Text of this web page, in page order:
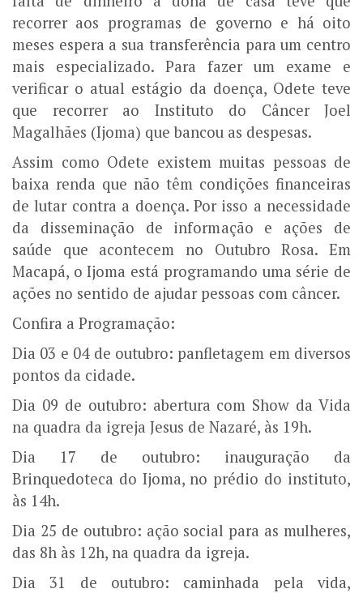
recorrer aos programas de governo e há oito
meses espera a sua transferência para um centro
mais especializado. Para fazer um exame e
verificar o atual estágio da doença, Odete teve
que recorrer ao Instituto do Câncer Joel
Magalhães (Ijoma) que bancou as despesas.
Assim como Odete existem muitas pessoas de
baixa renda que não têm condições financeiras
de lutar contra a doença. Por isso a necessidade
da disseminação de informação e ações de
saúde que acontecem no Outubro Rosa. Em
Macapá, o Ijoma está programando uma série de
ações no sentido de ajudar pessoas com câncer.
Confira a Programação:
Dia 03 e 04 de outubro: panfletagem em diversos
pontos da cidade.
Dia 09 de outubro: abertura com Show da Vida
na quadra da igreja Jesus de Nazaré, às 19h.
Dia 17 de outubro: inauguração da
Brinquedoteca do Ijoma, no prédio do instituto,
às 14h.
Dia 25 de outubro: ação social para as mulheres,
das 8h às 12h, na quadra da igreja.
Dia 31 de outubro: caminhada pela vida,